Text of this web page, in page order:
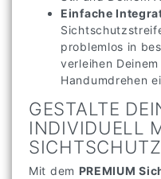
Einfache
problemlos in
verleihen
Handumdrehen
GESTALTE
INDIVIDUELL
Mit dem PREMIUM